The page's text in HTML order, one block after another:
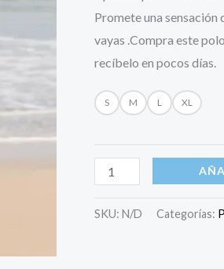
Promete una
vayas .Compra este
recíbelo en pocos días.
S M L XL
SKU: N/D Categorías: